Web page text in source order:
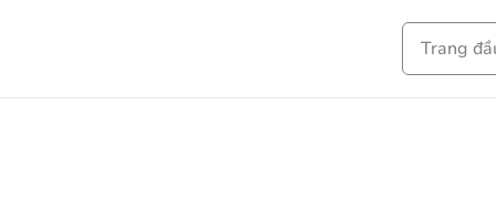
tuyệt vời các màu sắc làm chủ đề. Với bối cảnh
như vậy, thực tế của thông tin được trình bày
không bao giờ xa rời tâm trí. Vì vậy, hãy tùy
Trang